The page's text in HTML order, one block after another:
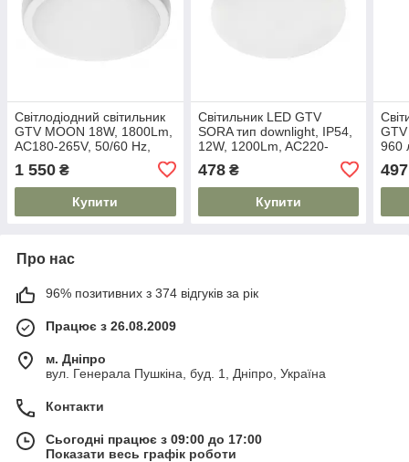
Світлодіодний світильник
GTV MOON 18W, 1800Lm,
AC180-265V, 50/60 Hz,
PF>0,5, Ra≥80, IP54, IK08,
120°, 4000K, круглий
1 550 ₴
Купити
Світильник LED GTV
SORA тип downlight, IP54,
12W, 1200Lm, AC220-
4000K, врізний, круглий
478₴
Купити
960
мм
497
Про нас
96% позитивних з 374 відгуків за рік
Працює з 26.08.2009
м. Дніпро
вул. Генерала Пушкіна, буд. 1, Дніпро, Україна
Контакти
Сьогодні працює з 09:00 до 17:00
Показати весь графік роботи